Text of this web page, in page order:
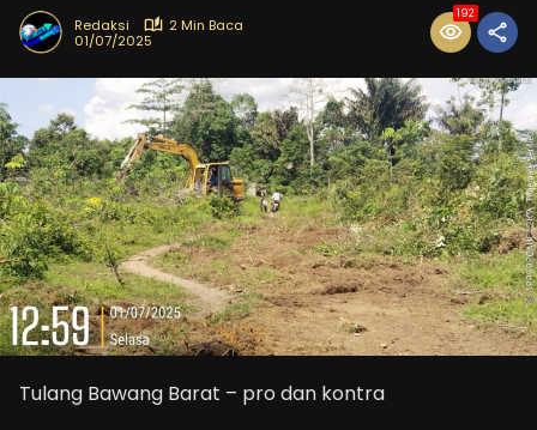
Redaksi
2 Min Baca
01/07/2025
192
Tulang Bawang Barat – pro dan kontra